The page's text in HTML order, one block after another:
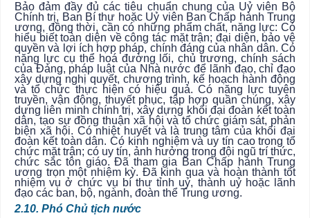
Bảo đảm đầy đủ các tiêu chuẩn chung của Uỷ viên Bộ
Chính trị, Ban Bí thư hoặc Uỷ viên Ban Chấp hành Trung
ương, đồng thời, cần có những phẩm chất, năng lực: Có
hiểu biết toàn diện về công tác mặt trận; đại diện, bảo vệ
quyền và lợi ích hợp pháp, chính đáng của nhân dân. Có
năng lực cụ thể hoá đường lối, chủ trương, chính sách
của Đảng, pháp luật của Nhà nước để lãnh đạo, chỉ đạo
xây dựng nghị quyết, chương trình, kế hoạch hành động
và tổ chức thực hiện có hiệu quả. Có năng lực tuyên
truyền, vận động, thuyết phục, tập hợp quần chúng, xây
dựng liên minh chính trị, xây dựng khối đại đoàn kết toàn
dân, tạo sự đồng thuận xã hội và tổ chức giám sát, phản
biện xã hội. Có nhiệt huyết và là trung tâm của khối đại
đoàn kết toàn dân. Có kinh nghiệm và uy tín cao trong tổ
chức mặt trận; có uy tín, ảnh hưởng trong đội ngũ trí thức,
chức sắc tôn giáo. Đã tham gia Ban Chấp hành Trung
ương trọn một nhiệm kỳ. Đã kinh qua và hoàn thành tốt
nhiệm vụ ở chức vụ bí thư tỉnh uỷ, thành uỷ hoặc lãnh
đạo các ban, bộ, ngành, đoàn thể Trung ương.
2.10. Phó Chủ tịch nước